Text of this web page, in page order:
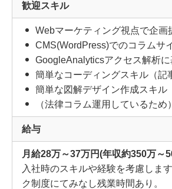
歓迎スキル
Webマーケティング視点で企画
CMS(WordPress)でのコラムサ
GoogleAnalyticsアクセス解析
簡単なコーディングスキル（記
簡単な図解デザイン作成スキル
（法律コラム運用しているため
給与
月給28万～37万円(年収約350万～
入社時のスキルや経験を考慮しま
ク制度にてみなし残業時間あり。